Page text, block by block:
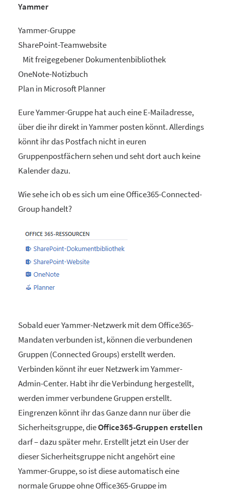
Yammer
Yammer-Gruppe
SharePoint-Teamwebsite
Mit freigegebener Dokumentenbibliothek
OneNote-Notizbuch
Plan in Microsoft Planner
Eure Yammer-Gruppe hat auch eine E-Mailadresse,
über die ihr direkt in Yammer posten könnt. Allerdings
könnt ihr das Postfach nicht in euren
Gruppenpostfächern sehen und seht dort auch keine
Kalender dazu.
Wie sehe ich ob es sich um eine Office365-Connected-
Group handelt?
Sobald euer Yammer-Netzwerk mit dem Office365-
Mandaten verbunden ist, können die verbundenen
Gruppen (Connected Groups) erstellt werden.
Verbinden könnt ihr euer Netzwerk im Yammer-
Admin-Center. Habt ihr die Verbindung hergestellt,
werden immer verbundene Gruppen erstellt.
Eingrenzen könnt ihr das Ganze dann nur über die
Sicherheitsgruppe, dieOffice365-Gruppen erstellen
darf – dazu später mehr. Erstellt jetzt ein User der
dieser Sicherheitsgruppe nicht angehört eine
Yammer-Gruppe, so ist diese automatisch eine
normale Gruppe ohne Office365-Gruppe im